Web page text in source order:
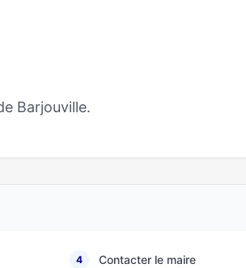
Barjouville.
4 Contacter le maire